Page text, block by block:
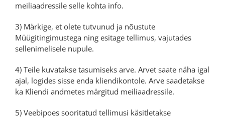
meiliaadressile selle kohta info.
3) Märkige, et olete tutvunud ja nõustute
Müügitingimustega ning esitage tellimus, vajutades
sellenimelisele nupule.
4) Teile kuvatakse tasumiseks arve. Arvet saate näha igal
ajal, logides sisse enda kliendikontole. Arve saadetakse
ka Kliendi andmetes märgitud meiliaadressile.
5) Veebipoes sooritatud tellimusi käsitletakse